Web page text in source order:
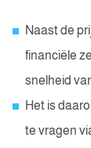
Naast de
financiële
snelheid
Het is
te vragen